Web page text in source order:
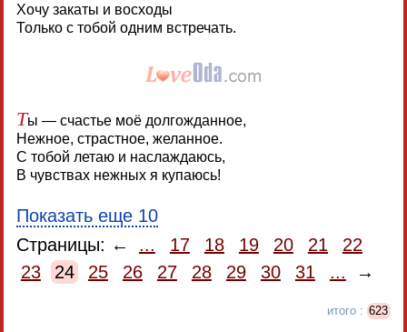
Хочу закаты и восходы
Только с тобой одним встречать.
Ты — счастье моё долгожданное,
Нежное, страстное, желанное.
С тобой летаю и наслаждаюсь,
В чувствах нежных я купаюсь!
Показать еще 10
Страницы: ←
... 17 18 19 20 21
22
23
24 25 26 27 28 29 30 31 ... →
итого : 623